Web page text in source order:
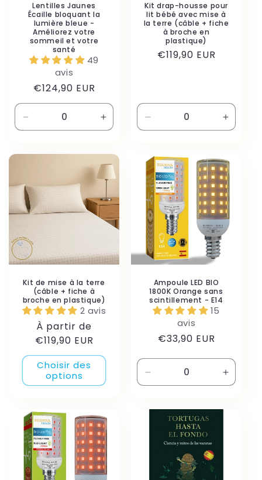
Lentilles Jaunes
Écaille bloquant la
lumière bleue -
Améliorez votre
sommeil et votre
santé
49
avis
Prix
habituel
€124,90 EUR
la
Title
Augmenter
la
Default
Title
Kit drap-housse pour
lit bébé avec mise à
la terre (câble + fiche
à broche en
plastique)
Prix
€119,90 EUR
la
de
Default
Title
la
de
Default
Title
Kit de mise à la terre
(câble + fiche à
broche en plastique)
2 avis
Prix
habituel
À partir de
€119,90 EUR
Choisir des
options
Ampoule LED BIO
1800K Orange sans
scintillement - E14
15
avis
Prix
€33,90 EUR
la
Default
Title
la